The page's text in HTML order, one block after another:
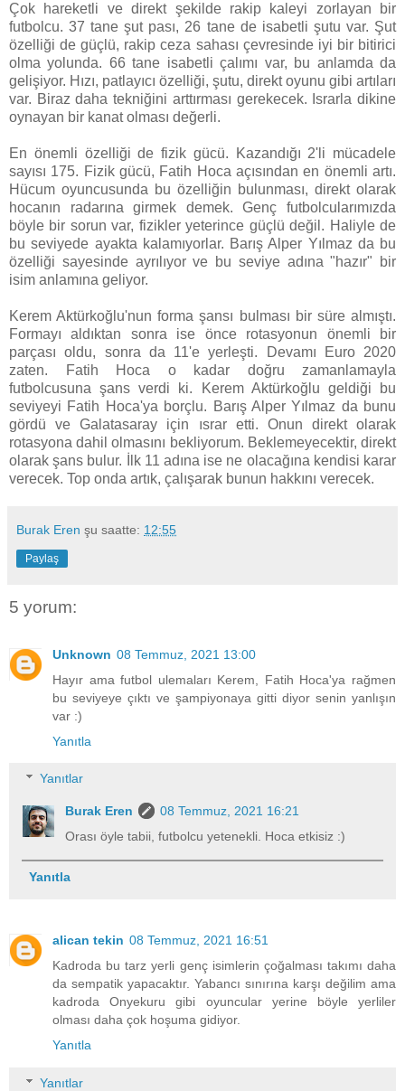
Çok hareketli ve direkt şekilde rakip kaleyi zorlayan bir
futbolcu. 37 tane şut pası, 26 tane de isabetli şutu var. Şut
özelliği de güçlü, rakip ceza sahası çevresinde iyi bir bitirici
olma yolunda. 66 tane isabetli çalımı var, bu anlamda da
gelişiyor. Hızı, patlayıcı özelliği, şutu, direkt oyunu gibi artıları
var. Biraz daha tekniğini arttırması gerekecek. Israrla dikine
oynayan bir kanat olması değerli.
En önemli özelliği de fizik gücü. Kazandığı 2'li mücadele
sayısı 175. Fizik gücü, Fatih Hoca açısından en önemli artı.
Hücum oyuncusunda bu özelliğin bulunması, direkt olarak
hocanın radarına girmek demek. Genç futbolcularımızda
böyle bir sorun var, fizikler yeterince güçlü değil. Haliyle de
bu seviyede ayakta kalamıyorlar. Barış Alper Yılmaz da bu
özelliği sayesinde ayrılıyor ve bu seviye adına "hazır" bir
isim anlamına geliyor.
Kerem Aktürkoğlu'nun forma şansı bulması bir süre almıştı.
Formayı aldıktan sonra ise önce rotasyonun önemli bir
parçası oldu, sonra da 11'e yerleşti. Devamı Euro 2020
zaten. Fatih Hoca o kadar doğru zamanlamayla
futbolcusuna şans verdi ki. Kerem Aktürkoğlu geldiği bu
seviyeyi Fatih Hoca'ya borçlu. Barış Alper Yılmaz da bunu
gördü ve Galatasaray için ısrar etti. Onun direkt olarak
rotasyona dahil olmasını bekliyorum. Beklemeyecektir, direkt
olarak şans bulur. İlk 11 adına ise ne olacağına kendisi karar
verecek. Top onda artık, çalışarak bunun hakkını verecek.
Burak Eren şu saatte: 12:55
Paylaş
5 yorum:
Unknown 08 Temmuz, 2021 13:00
Hayır ama futbol ulemaları Kerem, Fatih Hoca'ya rağmen
bu seviyeye çıktı ve şampiyonaya gitti diyor senin yanlışın
var :)
Yanıtla
Yanıtlar
Burak Eren
08 Temmuz, 2021 16:21
Orası öyle tabii, futbolcu yetenekli. Hoca etkisiz :)
Yanıtla
alican tekin 08 Temmuz, 2021 16:51
Kadroda bu tarz yerli genç isimlerin çoğalması takımı daha
da sempatik yapacaktır. Yabancı sınırına karşı değilim ama
kadroda Onyekuru gibi oyuncular yerine böyle yerliler
olması daha çok hoşuma gidiyor.
Yanıtla
Yanıtlar